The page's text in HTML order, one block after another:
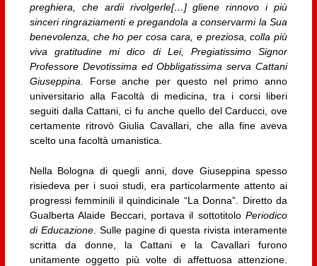
preghiera, che ardii rivolgerle[…] gliene rinnovo i più
sinceri ringraziamenti e pregandola a conservarmi la Sua
benevolenza, che ho per cosa cara, e preziosa, colla più
viva gratitudine mi dico di Lei, Pregiatissimo Signor
Professore Devotissima ed Obbligatissima serva Cattani
Giuseppina. Forse anche per questo nel primo anno
universitario alla Facoltà di medicina, tra i corsi liberi
seguiti dalla Cattani, ci fu anche quello del Carducci, ove
certamente ritrovò Giulia Cavallari, che alla fine aveva
scelto una facoltà umanistica.
Nella Bologna di quegli anni, dove Giuseppina spesso
risiedeva per i suoi studi, era particolarmente attento ai
progressi femminili il quindicinale “La Donna”. Diretto da
Gualberta Alaide Beccari, portava il sottotitoloPeriodico
di Educazione. Sulle pagine di questa rivista interamente
scritta da donne, la Cattani e la Cavallari furono
unitamente oggetto più volte di affettuosa attenzione.